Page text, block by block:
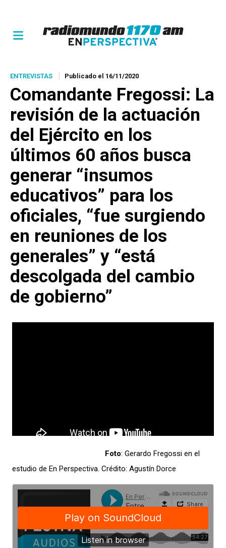
ENTREVISTAS Publicado el 16/11/2020
Comandante Fregossi: La
revisión de la actuación
del Ejército en los
últimos 60 años busca
generar “insumos
educativos” para los
oficiales, “fue surgiendo
en reuniones de los
generales” y “está
descolgada del cambio
de gobierno”
Foto: Gerardo Fregossi en el
estudio de En Perspectiva. Crédito: Agustín Dorce